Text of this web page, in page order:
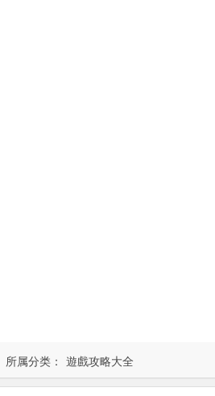
所属分类： 遊戲攻略大全